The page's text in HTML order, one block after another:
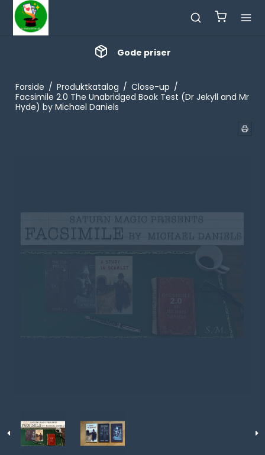
Gode priser
Forside / Produktkatalog / Close-up /
Facsimile 2.0 The Unabridged Book Test (Dr Jekyll and Mr
Hyde) by Michael Daniels